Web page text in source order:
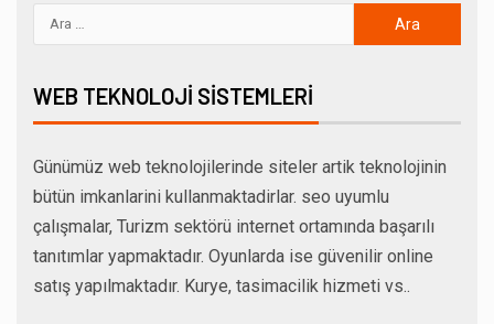
WEB TEKNOLOJI SISTEMLERI
Günümüz web teknolojilerinde siteler artik teknolojinin
bütün imkanlarini kullanmaktadirlar. seo uyumlu
çalışmalar, Turizm sektörü internet ortamında başarılı
tanıtımlar yapmaktadır. Oyunlarda ise güvenilir online
satış yapılmaktadır. Kurye, tasimacilik hizmeti vs..